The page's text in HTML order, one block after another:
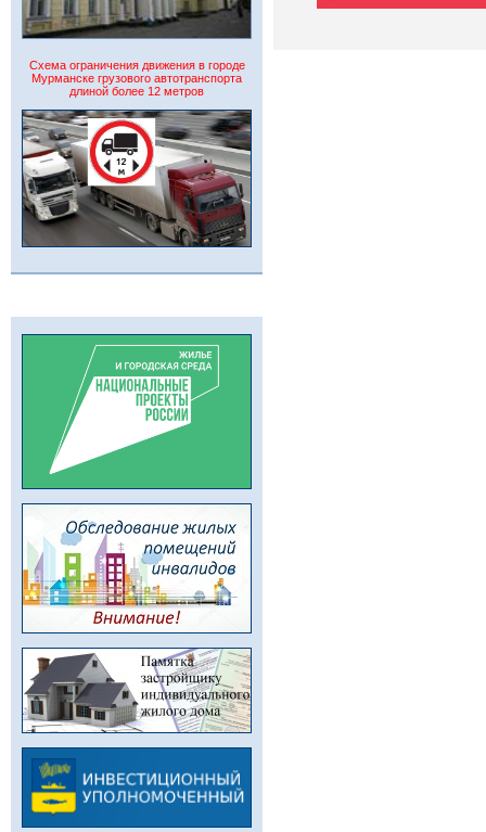
Схема ограничения движения в городе
Мурманске грузового автотранспорта
длиной более 12 метров